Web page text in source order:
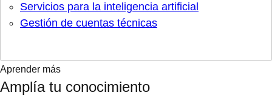
Servicios para la inteligencia artificial
Gestión de cuentas técnicas
Aprender más
Amplía tu conocimiento